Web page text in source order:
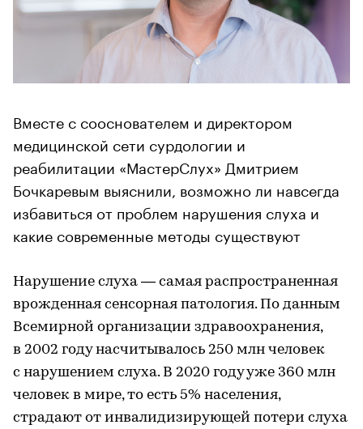
Вместе с сооснователем и директором
медицинской сети сурдологии и
реабилитации «МастерСлух» Дмитрием
Бочкаревым выяснили, возможно ли навсегда
избавиться от проблем нарушения слуха и
какие современные методы существуют
Нарушение слуха — самая распространенная
врожденная сенсорная патология. По данным
Всемирной организации здравоохранения,
в 2002 году насчитывалось 250 млн человек
с нарушением слуха. В 2020 году уже 360 млн
человек в мире, то есть 5% населения,
страдают от инвалидизирующей потери слуха